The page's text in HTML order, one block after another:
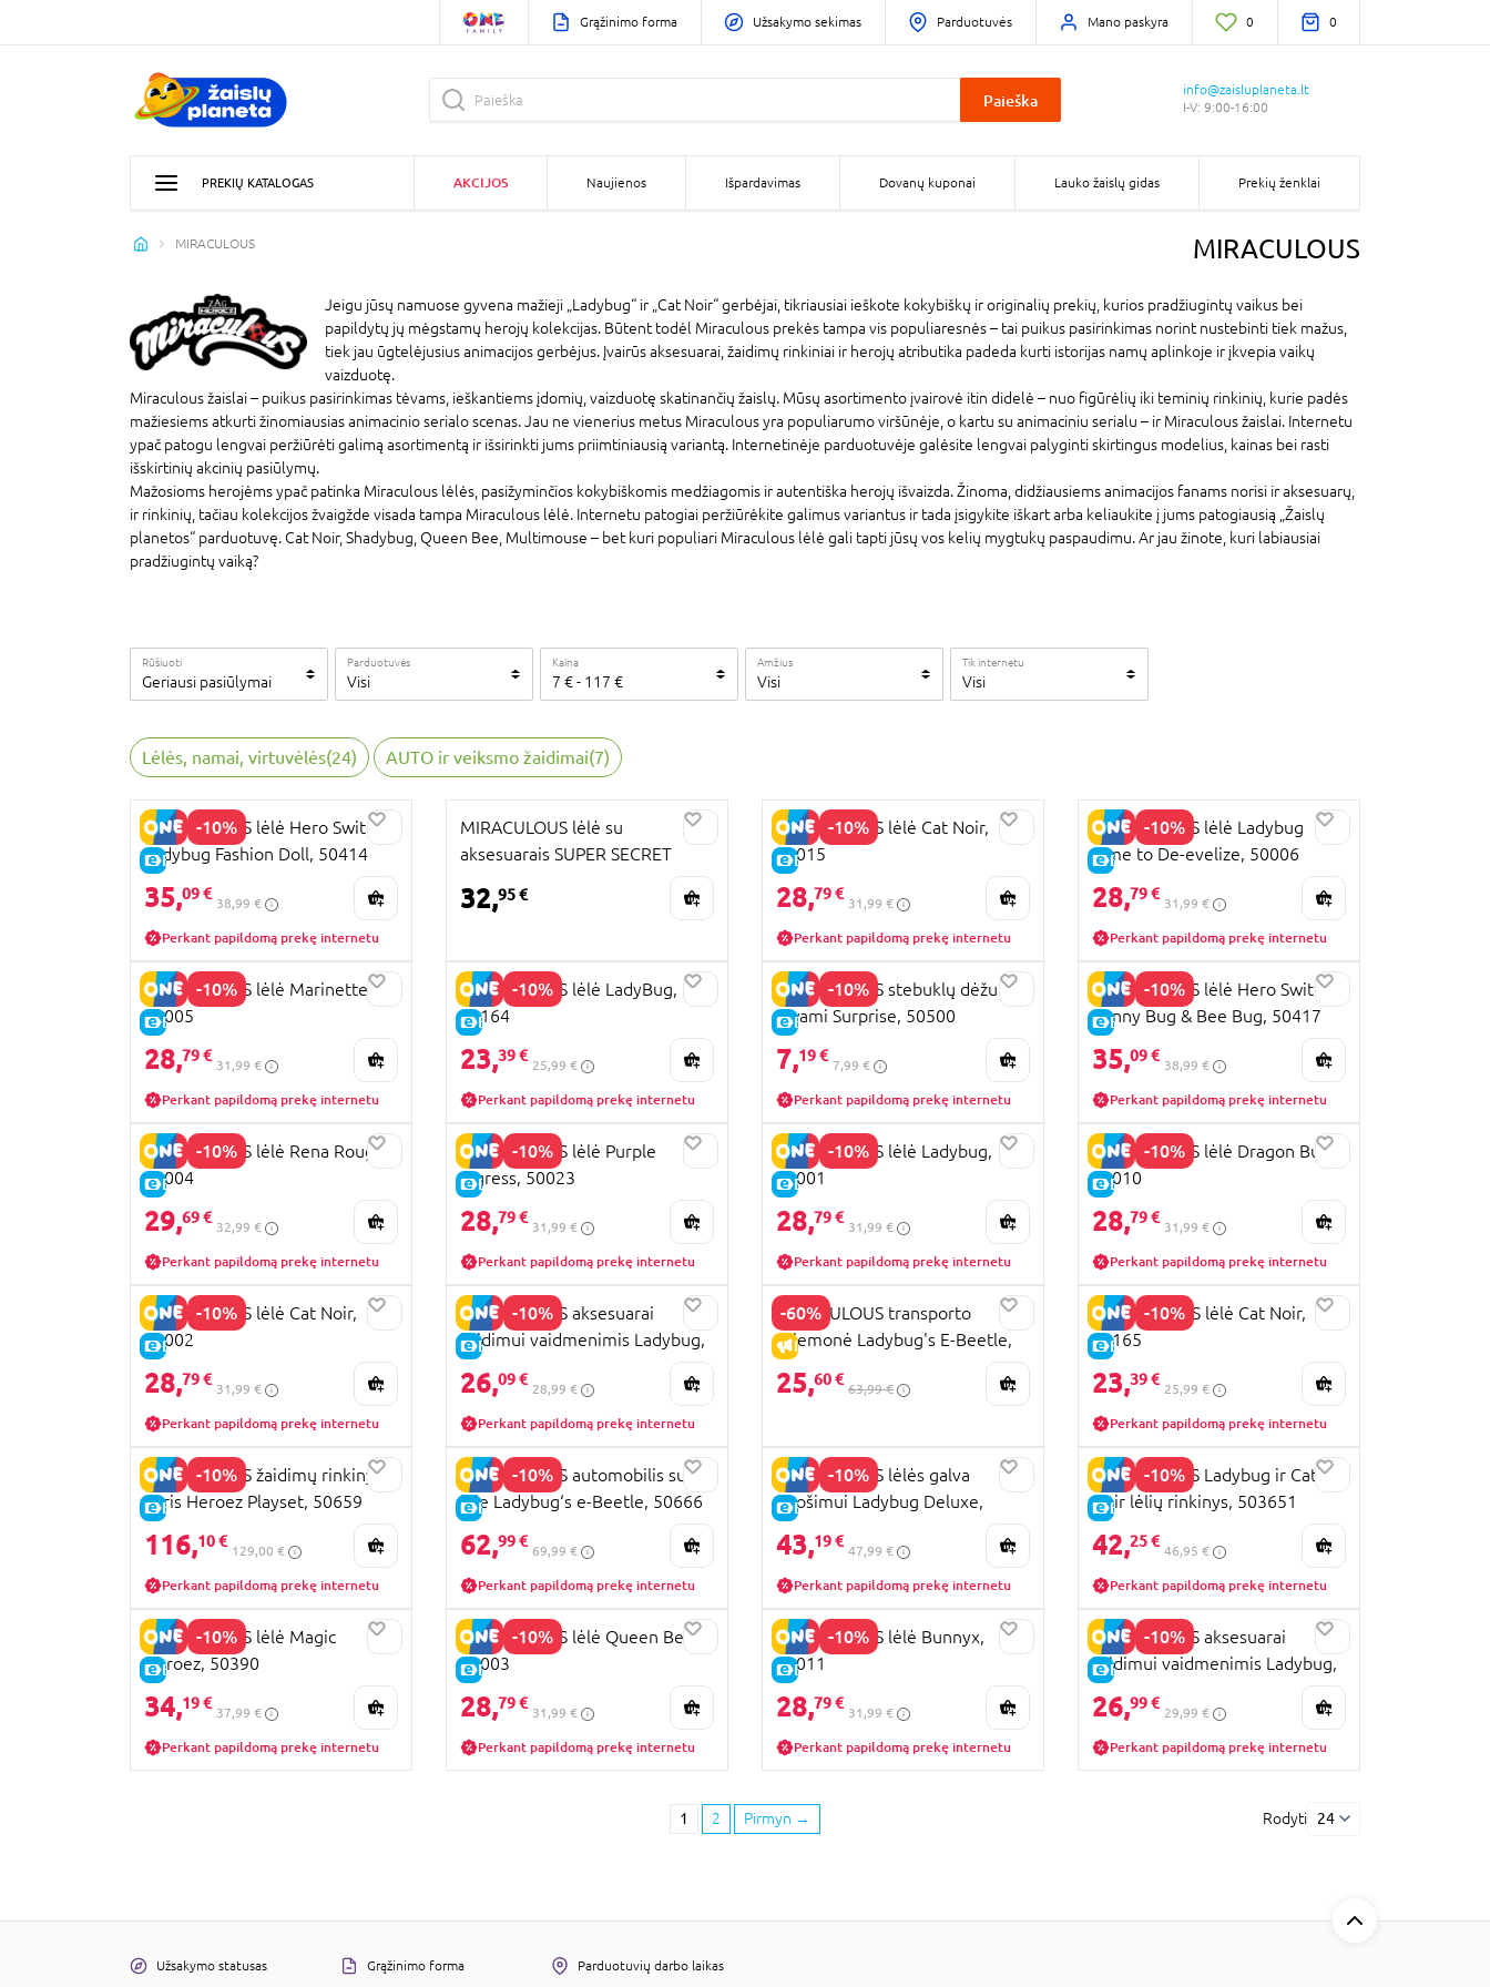
Grąžinimo forma Užsakymo sekimas Parduotuvės Mano paskyra 0 0
Paieška
info@zaisluplaneta.lt
I-V: 9:00-16:00
PREKIŲ KATALOGAS AKCIJOS Naujienos Išpardavimas Dovanų kuponai Lauko žaislų gidas Prekių ženklai
MIRACULOUS MIRACULOUS
Jeigu jūsų namuose gyvena mažieji „Ladybug“ ir „Cat Noir“ gerbėjai, tikriausiai ieškote kokybiškų ir originalių prekių, kurios pradžiugintų vaikus bei
papildytų jų mėgstamų herojų kolekcijas. Būtent todėl Miraculous prekės tampa vis populiaresnės – tai puikus pasirinkimas norint nustebinti tiek mažus,
tiek jau ūgtelėjusius animacijos gerbėjus. Įvairūs aksesuarai, žaidimų rinkiniai ir herojų atributika padeda kurti istorijas namų aplinkoje ir įkvepia vaikų
vaizduotę.
Miraculous žaislai – puikus pasirinkimas tėvams, ieškantiems įdomių, vaizduotę skatinančių žaislų. Mūsų asortimento įvairovė itin didelė – nuo figūrėlių iki teminių rinkinių, kurie padės
mažiesiems atkurti žinomiausias animacinio serialo scenas. Jau ne vienerius metus Miraculous yra populiarumo viršūnėje, o kartu su animaciniu serialu – ir Miraculous žaislai. Internetu
ypač patogu lengvai peržiūrėti galimą asortimentą ir išsirinkti jums priimtiniausią variantą. Internetinėje parduotuvėje galėsite lengvai palyginti skirtingus modelius, kainas bei rasti
išskirtinių akcinių pasiūlymų.
Mažosioms herojėms ypač patinka Miraculous lėlės, pasižyminčios kokybiškomis medžiagomis ir autentiška herojų išvaizda. Žinoma, didžiausiems animacijos fanams norisi ir aksesuarų,
ir rinkinių, tačiau kolekcijos žvaigžde visada tampa Miraculous lėlė. Internetu patogiai peržiūrėkite galimus variantus ir tada įsigykite iškart arba keliaukite į jums patogiausią „Žaislų
planetos“ parduotuvę. Cat Noir, Shadybug, Queen Bee, Multimouse – bet kuri populiari Miraculous lėlė gali tapti jūsų vos kelių mygtukų paspaudimu. Ar jau žinote, kuri labiausiai
pradžiugintų vaiką?
Rūšiuoti
Geriausi pasiūlymai
Parduotuvės
Visi
Kaina
7 €- 117 €
Amžius
Visi
Tik internetu
Visi
Lėlės, namai, virtuvėlės(24) AUTO ir veiksmo žaidimai(7)
-10%
E-KAINA
MIRACULOUS lėlė Hero Switch
Ladybug Fashion Doll, 50414
35,09 €
38,99 €
Perkant papildomą prekę internetu
MIRACULOUS lėlė su
aksesuarais SUPER SECRET
OUTFIT, 50355
32,95 €
-10%
E-KAINA
MIRACULOUS lėlė Cat Noir,
50015
28,79 €
31,99 €
Perkant papildomą prekę internetu
-10%
E-KAINA
MIRACULOUS lėlė Ladybug
Time to De-evelize, 50006
28,79 €
31,99 €
Perkant papildomą prekę internetu
-10%
E-KAINA
MIRACULOUS lėlė Marinette,
50005
28,79 €
31,99 €
Perkant papildomą prekę internetu
-10%
E-KAINA
MIRACULOUS lėlė LadyBug,
50164
23,39 €
25,99 €
Perkant papildomą prekę internetu
-10%
E-KAINA
MIRACULOUS stebuklų dėžutė
Kwami Surprise, 50500
7,19 €
7,99 €
Perkant papildomą prekę internetu
-10%
E-KAINA
MIRACULOUS lėlė Hero Switch
Penny Bug & Bee Bug, 50417
35,09 €
38,99 €
Perkant papildomą prekę internetu
-10%
E-KAINA
MIRACULOUS lėlė Rena Rouge,
50004
29,69 €
32,99 €
Perkant papildomą prekę internetu
-10%
E-KAINA
MIRACULOUS lėlė Purple
Tigress, 50023
28,79 €
31,99 €
Perkant papildomą prekę internetu
-10%
E-KAINA
MIRACULOUS lėlė Ladybug,
50001
28,79 €
31,99 €
Perkant papildomą prekę internetu
-10%
E-KAINA
MIRACULOUS lėlė Dragon Bug,
50010
28,79 €
31,99 €
Perkant papildomą prekę internetu
-10%
E-KAINA
MIRACULOUS lėlė Cat Noir,
50002
28,79 €
31,99 €
Perkant papildomą prekę internetu
-10%
E-KAINA
MIRACULOUS aksesuarai
žaidimui vaidmenimis Ladybug,
50601
26,09 €
28,99 €
Perkant papildomą prekę internetu
-60%
IŠPARDAVIMAS
MIRACULOUS transporto
priemonė Ladybug's E-Beetle,
50669
25,60 €
63,99 €
-10%
E-KAINA
MIRACOLOUS lėlė Cat Noir,
50165
23,39 €
25,99 €
Perkant papildomą prekę internetu
-10%
E-KAINA
MIRACULOUS žaidimų rinkinys
Paris Heroez Playset, 50659
116,10 €
129,00 €
Perkant papildomą prekę internetu
-10%
E-KAINA
MIRACULOUS automobilis su
lėle Ladybug‘s e-Beetle, 50666
62,99 €
69,99 €
Perkant papildomą prekę internetu
-10%
E-KAINA
MIRACULOUS lėlės galva
puošimui Ladybug Deluxe,
50247
43,19 €
47,99 €
Perkant papildomą prekę internetu
-10%
E-KAINA
MIRACULOUS Ladybug ir Cat
Noir lėlių rinkinys, 503651
42,25 €
46,95 €
Perkant papildomą prekę internetu
-10%
E-KAINA
MIRACULOUS lėlė Magic
Heroez, 50390
34,19 €
37,99 €
Perkant papildomą prekę internetu
-10%
E-KAINA
MIRACULOUS lėlė Queen Bee,
50003
28,79 €
31,99 €
Perkant papildomą prekę internetu
-10%
E-KAINA
MIRACULOUS lėlė Bunnyx,
50011
28,79 €
31,99 €
Perkant papildomą prekę internetu
-10%
E-KAINA
MIRACULOUS aksesuarai
žaidimui vaidmenimis Ladybug,
50614
26,99 €
29,99 €
Perkant papildomą prekę internetu
1 2 Pirmyn → Rodyti 24
Užsakymo statusas Grąžinimo forma Parduotuvių darbo laikas